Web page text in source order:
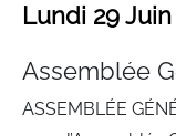
Lundi 29
Assemblée
ASSEMBLÉE